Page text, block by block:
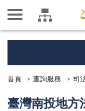
首頁 查詢服務 司
臺灣南投地方